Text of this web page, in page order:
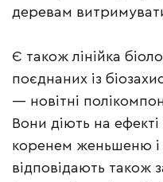
деревам
Є також лінійка
поєднаних із
— новітні
Вони діють на ефекті
коренем женьшеню і
відповідають також